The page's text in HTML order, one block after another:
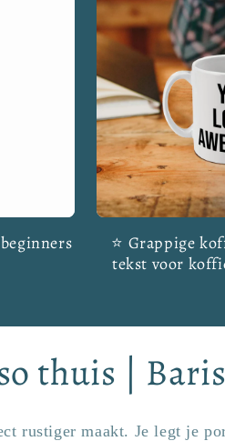
⭐ Grappige
tekst voor
thuis |
rustiger maakt. Je legt je